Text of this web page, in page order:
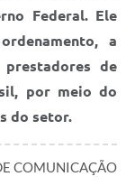
Federal. Ele
a
de
por meio do
do setor.
COMUNICAÇÃO